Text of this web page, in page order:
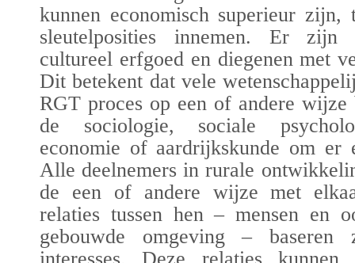
kunnen economisch superieur
sleutelposities innemen. Er zijn
cultureel erfgoed en diegenen met
Dit betekent dat vele
RGT proces op een of andere
de sociologie, sociale
economie of aardrijkskunde om er
Alle deelnemers in rurale
de een of andere wijze met
relaties tussen hen – mensen en
gebouwde omgeving – baseren